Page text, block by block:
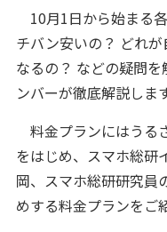
10月1日から始まる
チバン安いの？ どれ
なるの？ などの疑問
ンバーが徹底解説しま
料金プランにはうる
をはじめ、スマホ総研
岡、スマホ総研研究員
めする料金プランをご